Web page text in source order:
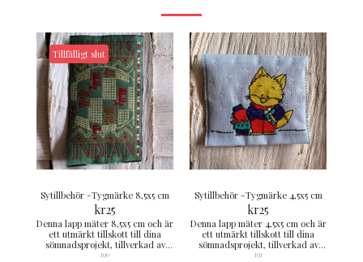
Tillfälligt slut
Sytillbehör -Tygmärke 8,5x5 cm
kr25
Denna lapp mäter 8,5x5 cm och är
ett utmärkt tillskott till dina
sömnadsprojekt, tillverkad av
högkvalitativa material.
190
Sytillbehör -Tygmärke 4,5x5 cm
kr25
Denna lapp mäter 4,5x5 cm och är
ett utmärkt tillskott till dina
sömnadsprojekt, tillverkad av
högkvalitativa material.
191